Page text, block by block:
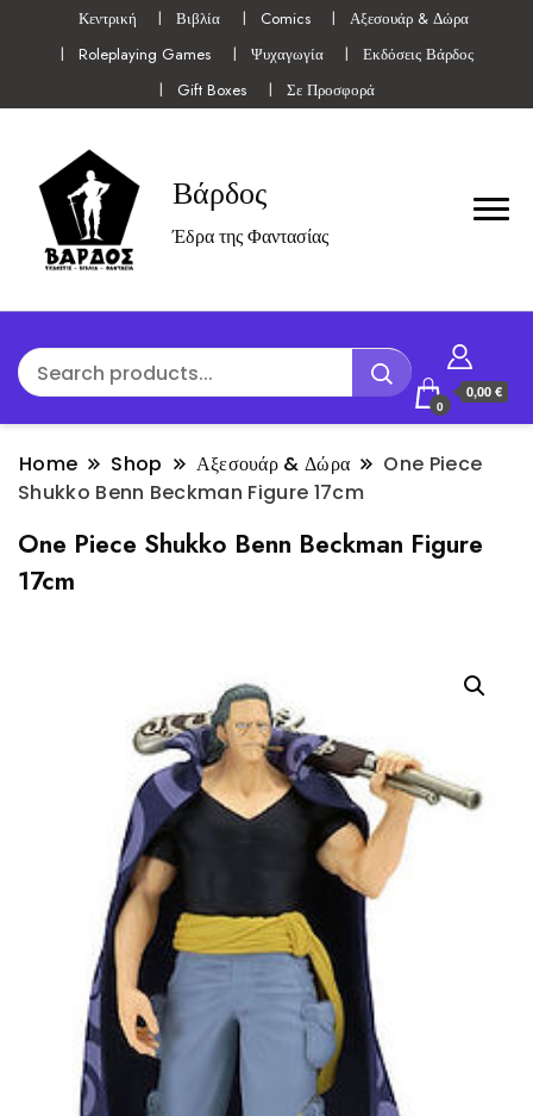
Κεντρική Βιβλία Comics
Αξεσουάρ & Δώρα
Roleplaying Games
Ψυχαγωγία
Εκδόσεις Βάρδος
Gift Boxes
Σε Προσφορά
Βάρδος
Έδρα της Φαντασίας
0
0,00 €
Home Shop Αξεσουάρ & Δώρα
One Piece
Shukko Benn Beckman Figure 17cm
One Piece Shukko Benn Beckman Figure
17cm